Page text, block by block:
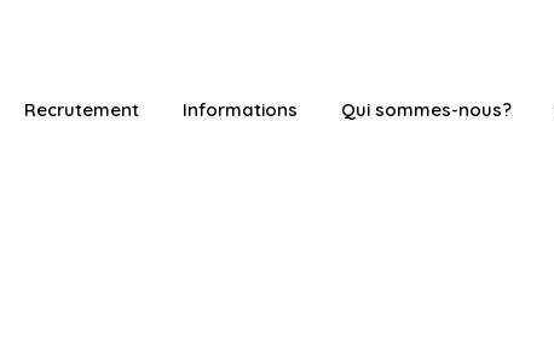
Recrutement Informations Qui sommes-nous?